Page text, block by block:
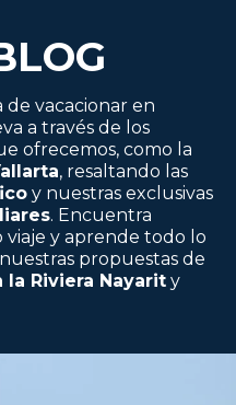
de vacacionar en
a través de los
ofrecemos, como la
, resaltando las
y nuestras exclusivas
. Encuentra
viaje y aprende todo lo
propuestas de
Riviera Nayarit y